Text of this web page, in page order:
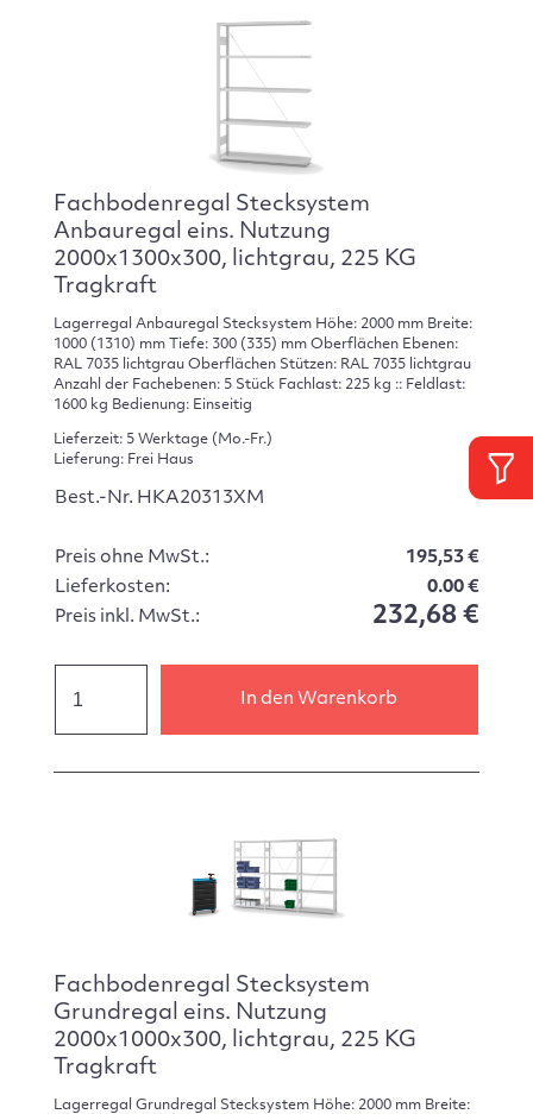
Fachbodenregal Stecksystem
Anbauregal eins. Nutzung
2000x1300x300, lichtgrau, 225 KG
Tragkraft
Lagerregal Anbauregal Stecksystem Höhe: 2000 mm Breite:
1000 (1310) mm Tiefe: 300 (335) mm Oberflächen Ebenen:
RAL 7035 lichtgrau Oberflächen Stützen: RAL 7035 lichtgrau
Anzahl der Fachebenen: 5 Stück Fachlast: 225 kg :: Feldlast:
1600 kg Bedienung: Einseitig
Lieferzeit: 5 Werktage (Mo.-Fr.)
Lieferung: Frei Haus
Best.-Nr. HKA20313XM
Preis ohne MwSt.:
195,53 €
Lieferkosten:
0.00 €
Preis inkl. MwSt.:
232,68 €
In den Warenkorb
Fachbodenregal Stecksystem
Grundregal eins. Nutzung
2000x1000x300, lichtgrau, 225 KG
Tragkraft
Lagerregal Grundregal Stecksystem Höhe: 2000 mm Breite: